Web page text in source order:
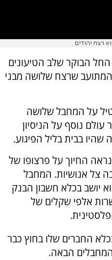
רצח יהודים
הבוקר שלב הטיעונים
שרצח שלושה מבני
על המחבל שלושה
נוסף על הניסיון
בבית בליל הפיגוע.
החיוך על פרצופו של
צל אנושיות. המחבל
יושב בכלא חשבון הבנק
אלפי שקלים של
החברים שלו בחוץ כבר
הבאה.